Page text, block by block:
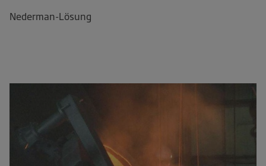
Nederman-Lösung